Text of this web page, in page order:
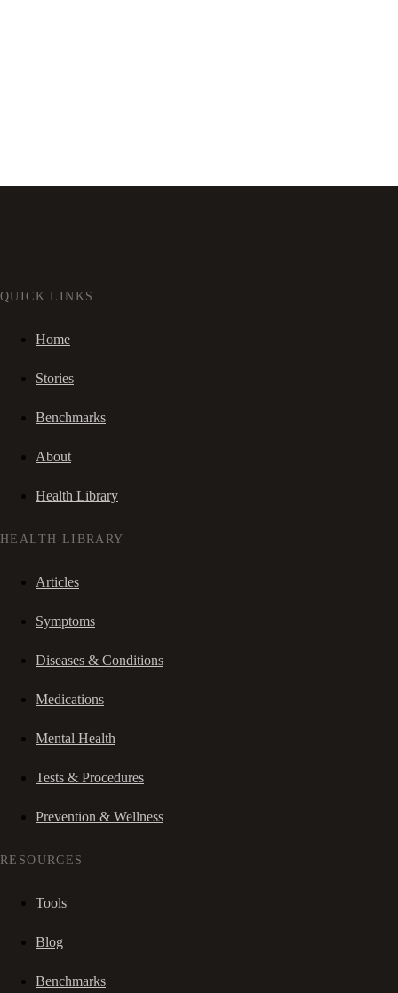
QUICK LINKS
Home
Stories
Benchmarks
About
Health Library
HEALTH LIBRARY
Articles
Symptoms
Diseases & Conditions
Medications
Mental Health
Tests & Procedures
Prevention & Wellness
RESOURCES
Tools
Blog
Benchmarks